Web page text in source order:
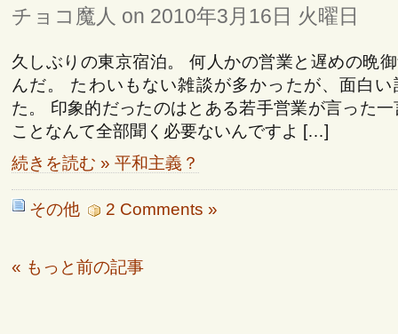
チョコ魔人 on 2010年3月16日 火曜日
久しぶりの東京宿泊。 何人かの営業と遅めの晩
んだ。 たわいもない雑談が多かったが、面白
た。 印象的だったのはとある若手営業が言った
ことなんて全部聞く必要ないんですよ […]
続きを読む » 平和主義？
その他 2 Comments »
« もっと前の記事